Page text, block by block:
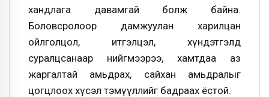
хандлага давамгай болж байна.
Боловсролоор дамжуулан харилцан
ойлголцол, итгэлцэл, хүндэтгэлд
суралцсанаар нийгмээрээ, хамтдаа аз
жаргалтай амьдрах, сайхан амьдралыг
цогцлоох хүсэл тэмүүллийг бадраах ёстой.